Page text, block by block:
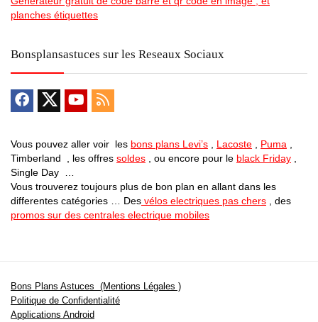
planches étiquettes
Bonsplansastuces sur les Reseaux Sociaux
Vous pouvez aller voir les bons plans Levi’s Lacoste Puma
Timberland , les offres soldes , ou encore pour le black Friday
Single Day …
Vous trouverez toujours plus de bon plan en allant dans les
differentes catégories … Des vélos electriques pas chers , des
promos sur des centrales electrique mobiles
Bons Plans Astuces (Mentions Légales )
Politique de Confidentialité
Applications Android